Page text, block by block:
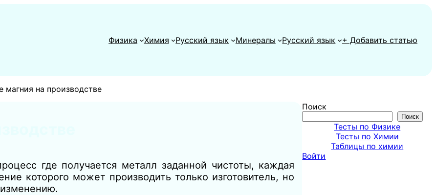
Физика
Химия Русский язык Минералы Русский язык + Добавить статью
магния на производстве
где получается металл заданной чистоты, каждая
которого может производить только изготовитель, но
Поиск
Поиск
Тесты по Физике
Тесты по Химии
Таблицы по химии
Войти